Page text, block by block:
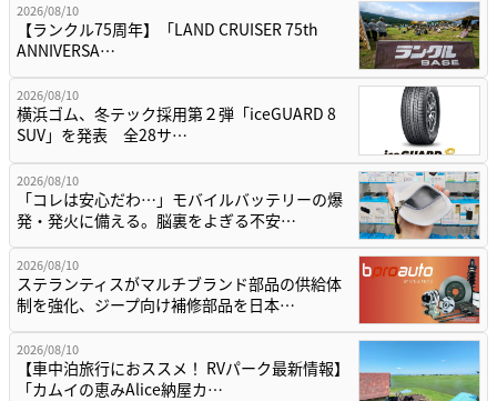
2026/08/10
【ランクル75周年】「LAND CRUISER 75th
ANNIVERSA…
2026/08/10
横浜ゴム、冬テック採用第２弾「iceGUARD 8
SUV」を発表 全28サ…
2026/08/10
「コレは安心だわ…」モバイルバッテリーの爆
発・発火に備える。脳裏をよぎる不安…
2026/08/10
ステランティスがマルチブランド部品の供給体
制を強化、ジープ向け補修部品を日本…
2026/08/10
【車中泊旅行におススメ！ RVパーク最新情報】
「カムイの恵みAlice納屋カ…